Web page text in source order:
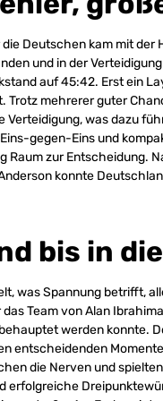
Deutschen kam mit
und in der
auf 45:42. Erst ein
Trotz mehrerer guter
Verteidigung, was dazu
gegen-Eins und
Raum zur Entscheidung.
konnte
bis in
was Spannung betrifft,
Team von Alan
werden konnte.
entscheidenden
die Nerven und
erfolgreiche